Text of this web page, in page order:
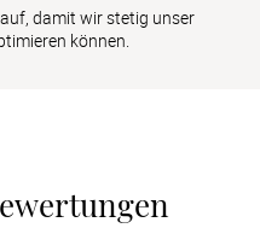
damit wir stetig unser
können.